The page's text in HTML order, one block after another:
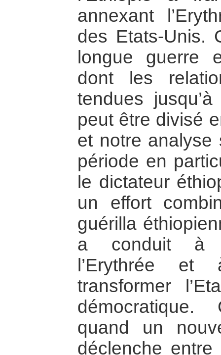
annexant
des Etats-Unis.
longue guerre
dont les
tendues
peut être divisé
et notre analyse
période en
le dictateur
un effort
guérilla
a conduit à
l’Erythrée
transformer
quand un
déclenche